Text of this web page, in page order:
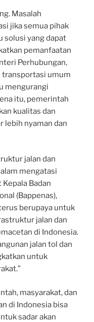
Masalah
jika semua pihak
solusi yang dapat
pemanfaatan
Perhubungan,
transportasi umum
mengurangi
itu, pemerintah
kualitas dan
lebih nyaman dan
jalan dan
mengatasi
Badan
(Bappenas),
berupaya untuk
jalan dan
di Indonesia.
jalan tol dan
untuk
masyarakat, dan
di Indonesia bisa
sadar akan